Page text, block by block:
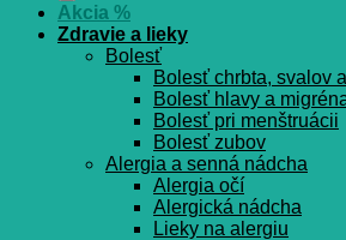
Akcia %
Zdravie a lieky
Bolesť
Bolesť chrbta, svalov
Bolesť hlavy a
Bolesť pri menštruácii
Bolesť zubov
Alergia a senná nádcha
Alergia očí
Alergická nádcha
Lieky na alergiu